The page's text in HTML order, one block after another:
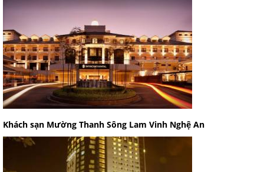
Khách sạn Mường Thanh Sông Lam Vinh Nghệ An